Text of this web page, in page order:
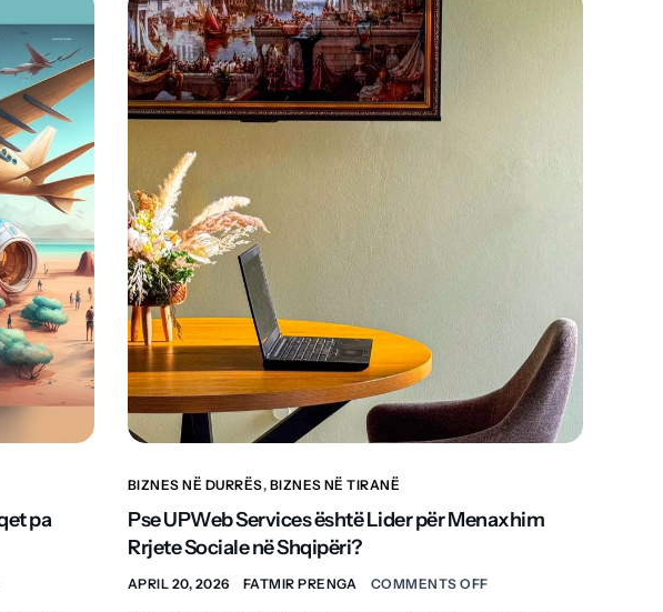
pa
BIZNES NË DURRËS, BIZNES NË TIRANË
Pse UPWeb Services është Lider për Menaxhim
Rrjete Sociale në Shqipëri?
APRIL 20, 2026 FATMIR PRENGA COMMENTS OFF